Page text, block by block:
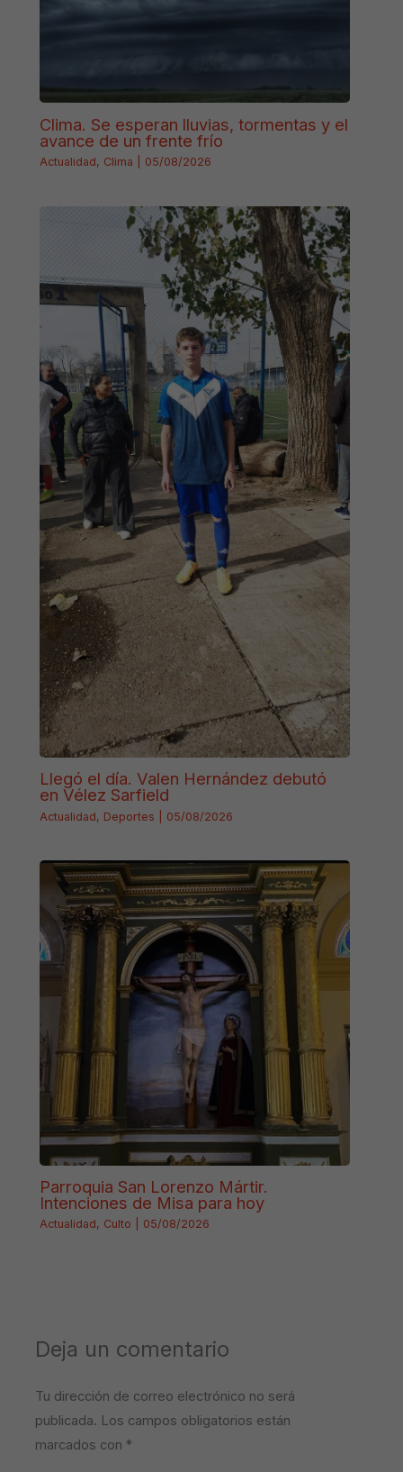
Clima. Se esperan lluvias, tormentas y el
avance de un frente frío
Actualidad, Clima 05/08/2026
Llegó el día. Valen Hernández debutó
en Vélez Sarfield
Actualidad, Deportes 05/08/2026
Parroquia San Lorenzo Mártir.
Intenciones de Misa para hoy
Actualidad, Culto 05/08/2026
Deja un comentario
Tu dirección de correo electrónico no será
publicada. Los campos obligatorios están
marcados con *